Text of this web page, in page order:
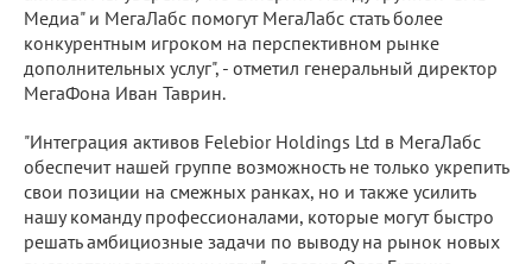
Медиа" и МегаЛабс помогут МегаЛабс стать более
конкурентным игроком на перспективном рынке
дополнительных услуг", - отметил генеральный директор
МегаФона Иван Таврин.
"Интеграция активов Felebior Holdings Ltd в МегаЛабс
обеспечит нашей группе возможность не только укрепить
свои позиции на смежных ранках, но и также усилить
нашу команду профессионалами, которые могут быстро
решать амбициозные задачи по выводу на рынок новых